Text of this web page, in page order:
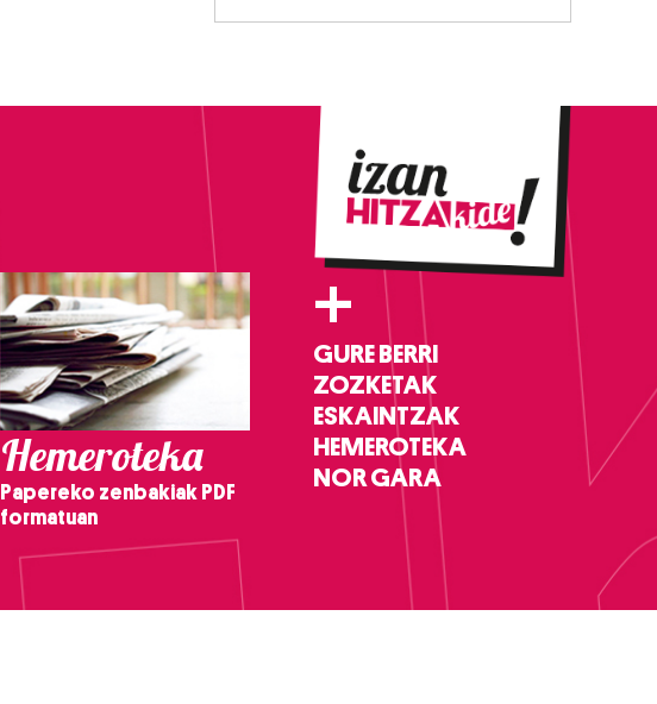
Hemeroteka
Papereko zenbakiak PDF
formatuan
+
GURE BERRI
ZOZKETAK
ESKAINTZAK
HEMEROTEKA
NOR GARA